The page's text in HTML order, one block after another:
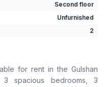
Second floor
Unfurnished
2
Yes
Yes
for rent in the Gulshan
3 spacious bedrooms, 3